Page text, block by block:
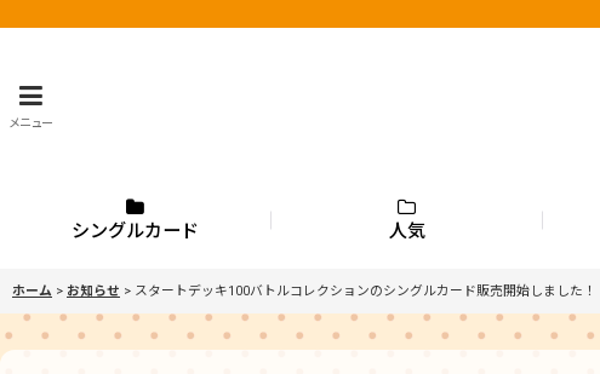
メニュー
シングルカード 人気
ホーム > お知らせ > スタートデッキ100バトルコレクションのシングルカード販売開始しました！